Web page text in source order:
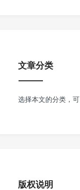
文章分类
选择本文的分类，
版权说明